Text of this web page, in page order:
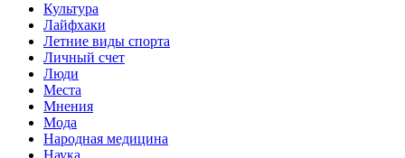
Культура
Лайфхаки
Летние виды спорта
Личный счет
Люди
Места
Мнения
Мода
Народная медицина
Наука